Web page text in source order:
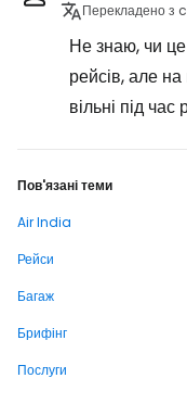
Перекладено з
Не знаю, чи
рейсів, але на
вільні під
Пов'язані теми
Air India
Рейси
Багаж
Брифінг
Послуги